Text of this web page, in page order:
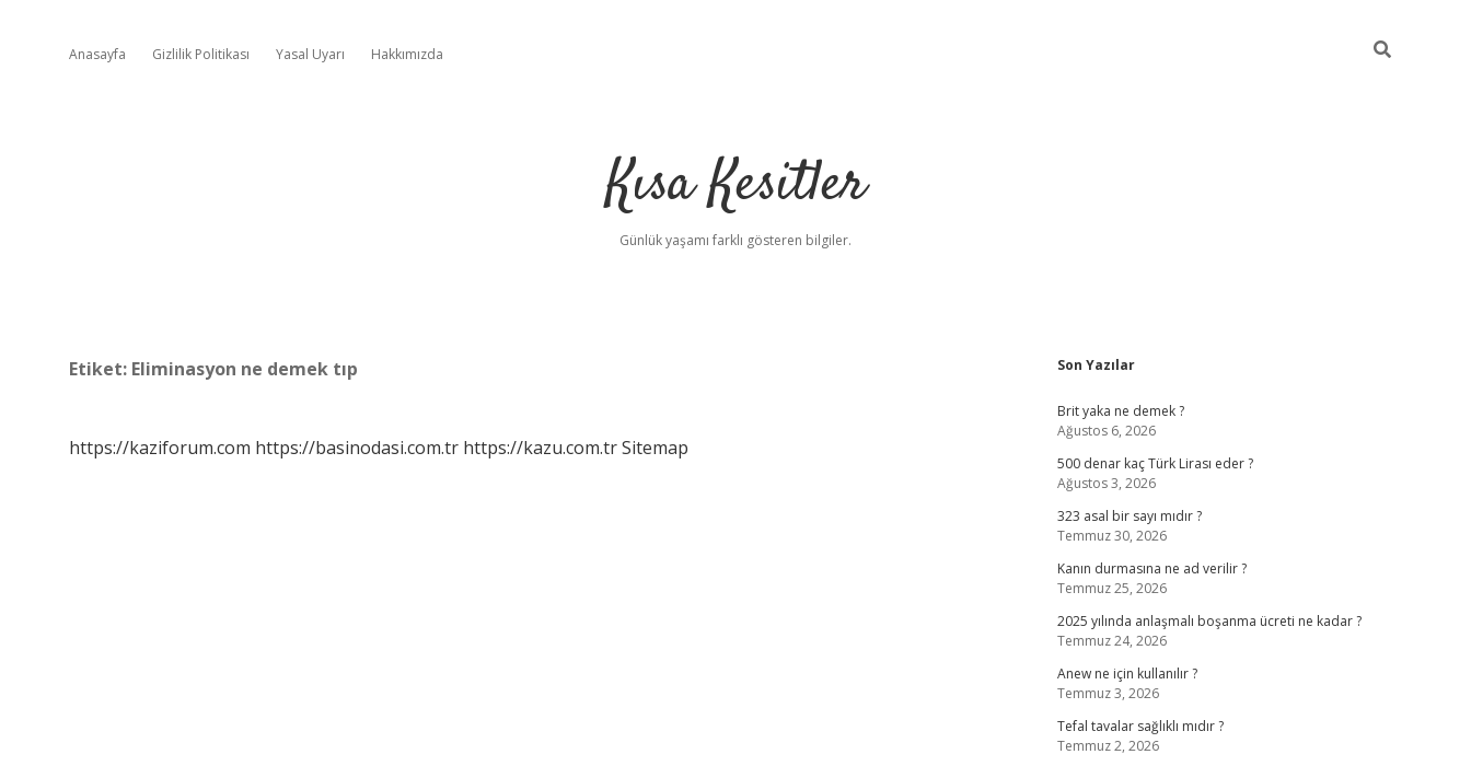
Anasayfa Gizlilik Politikası Yasal Uyarı Hakkımızda
Kısa Kesitler
Günlük yaşamı farklı gösteren bilgiler.
Etiket: Eliminasyon ne demek tıp
https://kaziforum.com https://basinodasi.com.tr https://kazu.com.trSitemap
Sidebar
Son Yazılar
Brit yaka ne demek ?
Ağustos 6, 2026
500 denar kaç Türk Lirası eder ?
Ağustos 3, 2026
323 asal bir sayı mıdır ?
Temmuz 30, 2026
Kanın durmasına ne ad verilir ?
Temmuz 25, 2026
2025 yılında anlaşmalı boşanma ücreti ne kadar ?
Temmuz 24, 2026
Anew ne için kullanılır ?
Temmuz 3, 2026
Tefal tavalar sağlıklı mıdır ?
Temmuz 2, 2026